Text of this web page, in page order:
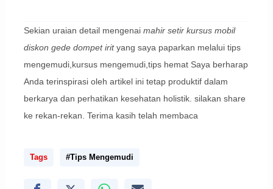
Sekian uraian detail mengenai mahir setir kursus mobil
diskon gede dompet irityang saya paparkan melalui tips
mengemudi,kursus mengemudi,tips hemat Saya berharap
Anda terinspirasi oleh artikel ini tetap produktif dalam
berkarya dan perhatikan kesehatan holistik. silakan share
ke rekan-rekan. Terima kasih telah membaca
Tags #Tips Mengemudi